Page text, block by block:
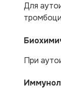
Для
При